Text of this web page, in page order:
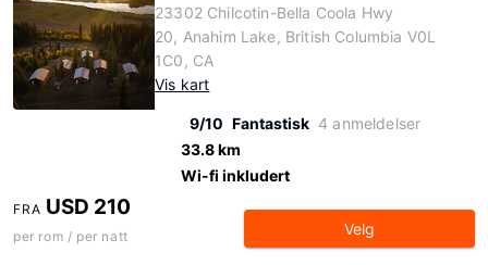
23302 Chilcotin-Bella Coola Hwy
20, Anahim Lake, British Columbia V0L
1C0, CA
Vis kart
9/10 Fantastisk 4 anmeldelser
33.8 km
Wi-fi inkludert
FRA USD 210
per rom / per natt Velg